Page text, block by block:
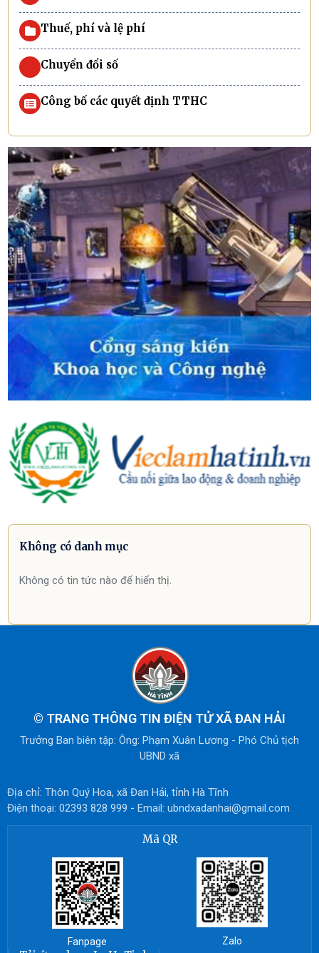
Thuế, phí và lệ phí
Chuyển đổi số
Công bố các quyết định TTHC
Không có danh mục
Không có tin tức nào để hiển thị.
© TRANG THÔNG TIN ĐIỆN TỬ XÃ ĐAN HẢI
Trưởng Ban biên tập: Ông: Phạm Xuân Lương - Phó Chủ tịch
UBND xã
Địa chỉ: Thôn Quý Hoa, xã Đan Hải, tỉnh Hà Tĩnh
Điện thoại: 02393 828 999 - Email: ubndxadanhai@gmail.com
Mã QR
Fanpage Zalo